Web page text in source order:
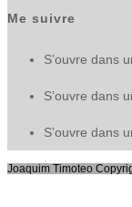
Me suivre
S’ouvre dans
S’ouvre dans
S’ouvre dans
Joaquim Timoteo